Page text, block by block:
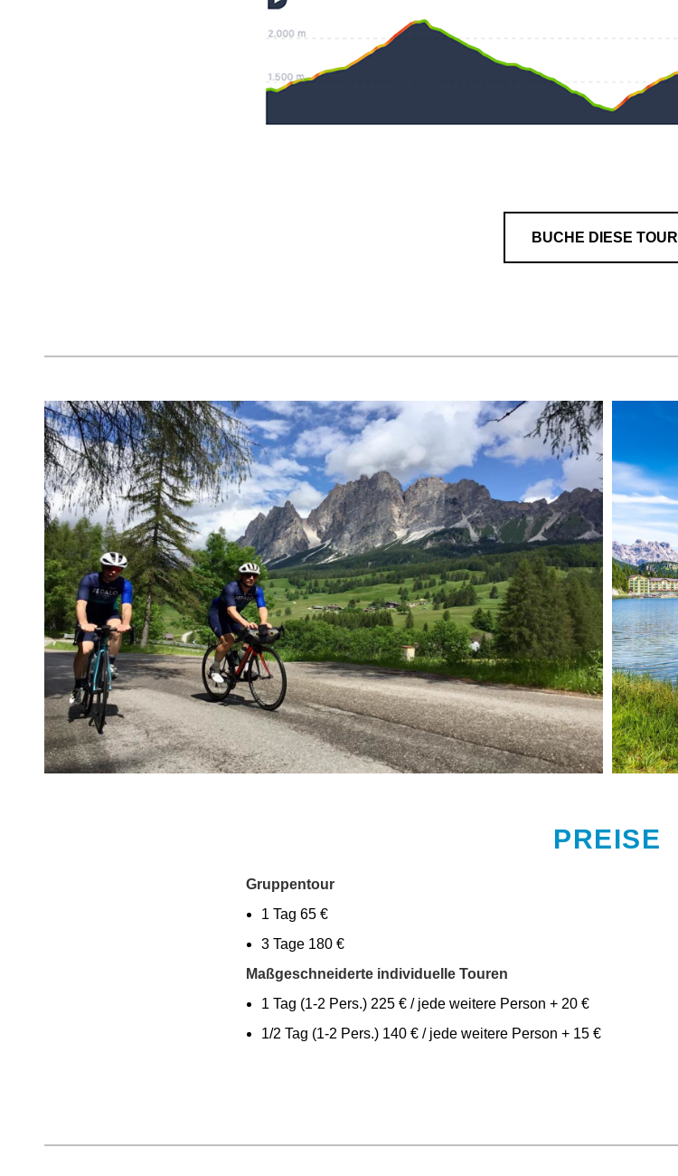
BUCHE DIESE TOUR
PREISE
Gruppentour
1 Tag 65 €
3 Tage 180 €
Maßgeschneiderte individuelle Touren
1 Tag (1-2 Pers.) 225 € / jede weitere Person + 20 €
1/2 Tag (1-2 Pers.) 140 € / jede weitere Person + 15 €